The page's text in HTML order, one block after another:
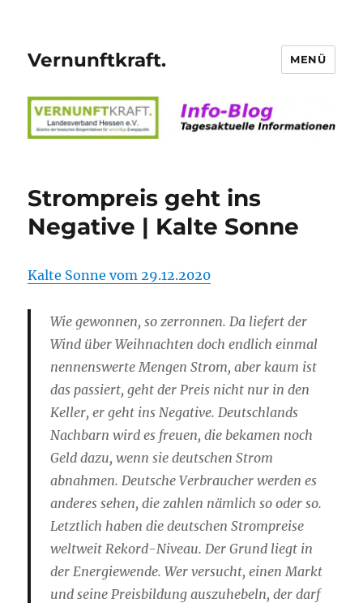
Vernunftkraft. MENÜ
Strompreis geht ins
Negative | Kalte Sonne
Kalte Sonne vom 29.12.2020
Wie gewonnen, so zerronnen. Da liefert der
Wind über Weihnachten doch endlich einmal
nennenswerte Mengen Strom, aber kaum ist
das passiert, geht der Preis nicht nur in den
Keller, er geht ins Negative. Deutschlands
Nachbarn wird es freuen, die bekamen noch
Geld dazu, wenn sie deutschen Strom
abnahmen. Deutsche Verbraucher werden es
anderes sehen, die zahlen nämlich so oder so.
Letztlich haben die deutschen Strompreise
weltweit Rekord-Niveau. Der Grund liegt in
der Energiewende. Wer versucht, einen Markt
und seine Preisbildung auszuhebeln, der darf